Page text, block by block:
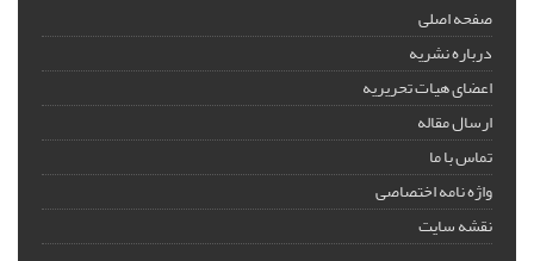
صفحه اصلی
درباره نشریه
اعضای هیات تحریریه
ارسال مقاله
تماس با ما
واژه نامه اختصاصی
نقشه سایت